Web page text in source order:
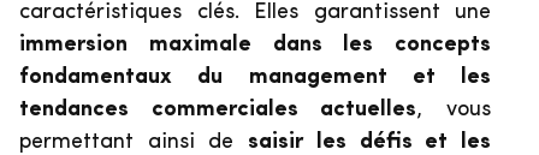
caractéristiques clés. Elles garantissent une
immersion maximale dans les concepts
fondamentaux du management et les
tendances commerciales actuelles, vous
permettant ainsi de saisir les défis et les